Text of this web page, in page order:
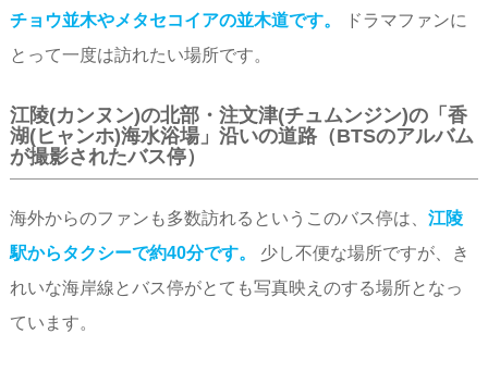
チョウ並木やメタセコイアの並木道です。
ドラマファンに
とって一度は訪れたい場所です。
江陵(カンヌン)の北部・注文津(チュムンジン)の「香
湖(ヒャンホ)海水浴場」沿いの道路（BTSのアルバム
が撮影されたバス停）
海外からのファンも多数訪れるというこのバス停は、 江陵
駅からタクシーで約40分です。
少し不便な場所ですが、き
れいな海岸線とバス停がとても写真映えのする場所となっ
ています。